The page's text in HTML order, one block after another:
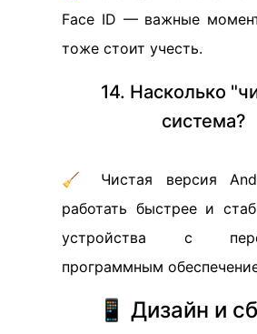
Face ID — важные
тоже стоит учесть.
14. Насколько
система?
🧹 Чистая версия
работать быстрее и
устройства с
программным
📱 Дизайн и